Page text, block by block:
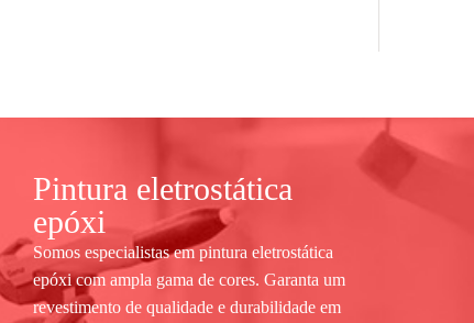
Pintura eletrostática
epóxi
Somos especialistas em pintura eletrostática
epóxi com ampla gama de cores. Garanta um
revestimento de qualidade e durabilidade em